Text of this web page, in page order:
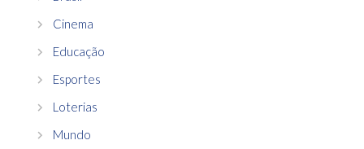
Cinema
Educação
Esportes
Loterias
Mundo